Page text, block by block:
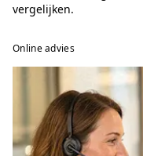
vergelijken.
Online advies